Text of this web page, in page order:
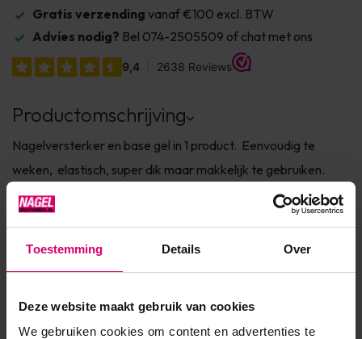
Toestemming Details Over
Deze website maakt gebruik van cookies
We gebruiken cookies om content en advertenties te
Gratis verzending vanaf €100 excl. BTW
Advies nodig? Bel 074-2505509 of chat met ons
Productomschrijving
Nagelversterker en base gel in 1 product. Eenvoudig te
weken, elastisch, super dik maar makkelijk te gebruiken.
Sterke samenhang, perfect selflevellend. Het kan worden
gebruikt voor basis, C-curve maken, nagelcorrectie, nagel
verlangen (met vorm). uithardingstijd: LED: 1-2min UV: 2-3min
Toon meer